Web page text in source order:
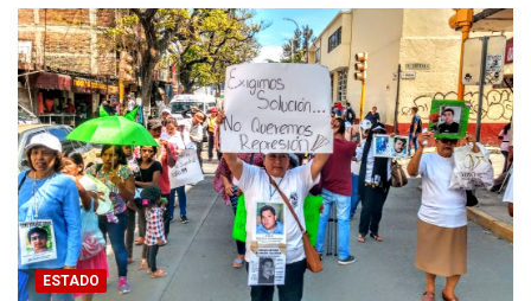
ESTADO